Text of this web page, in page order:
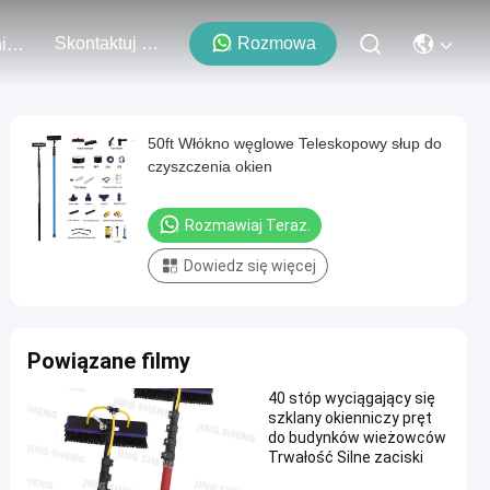
Wydarzenia Skontaktuj Się Z Nami Rozmowa
50ft Włókno węglowe Teleskopowy słup do
czyszczenia okien
Rozmawiaj Teraz.
Dowiedz się więcej
Powiązane filmy
40 stóp wyciągający się
szklany okienniczy pręt
do budynków wieżowców
Trwałość Silne zaciski